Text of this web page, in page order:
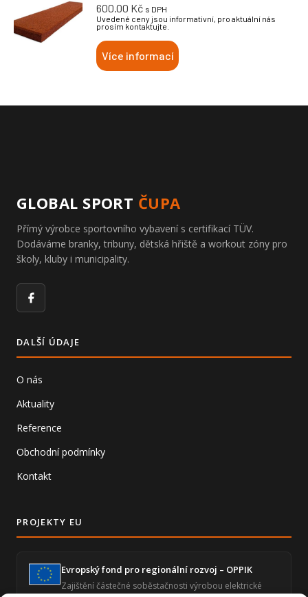
600.00 Kč s DPH
Uvedené ceny jsou informativní, pro aktuální nás
prosím kontaktujte.
Více informací
GLOBAL SPORT ČUPA
Přímý výrobce sportovního vybavení s certifikací TÜV.
Dodáváme branky, tribuny, dětská hřiště a workout zóny pro
školy, kluby i municipality.
Facebook
DALŠÍ ÚDAJE
O nás
Aktuality
Reference
Obchodní podmínky
Kontakt
PROJEKTY EU
Evropský fond pro regionální rozvoj – OPPIK
Zajištění částečné soběstačnosti výrobou elektrické